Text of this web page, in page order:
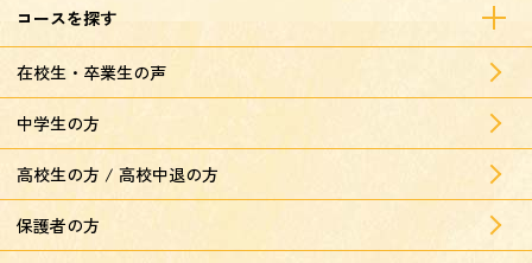
コースを探す
在校生・卒業生の声
中学生の方
高校生の方 / 高校中退の方
保護者の方